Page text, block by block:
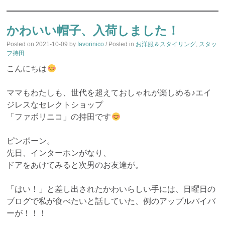
TO
CONTENT
かわいい帽子、入荷しました！
Posted on2021-10-09 byfavorinico / Posted in お洋服＆スタイリング, スタッ
フ持田
こんにちは
ママもわたしも、世代を超えておしゃれが楽しめる♪エイ
ジレスなセレクトショップ
「ファボリニコ」の持田です
ピンポーン。
先日、インターホンがなり、
ドアをあけてみると次男のお友達が。
「はい！」と差し出されたかわいらしい手には、日曜日の
ブログで私が食べたいと話していた、例のアップルパイバ
ーが！！！